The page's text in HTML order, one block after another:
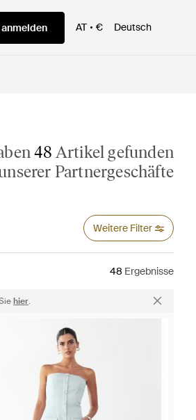
AT € Deutsch
48 Artikel gefunden
Partnergeschäfte
Weitere Filter
48 Ergebnisse
hier.